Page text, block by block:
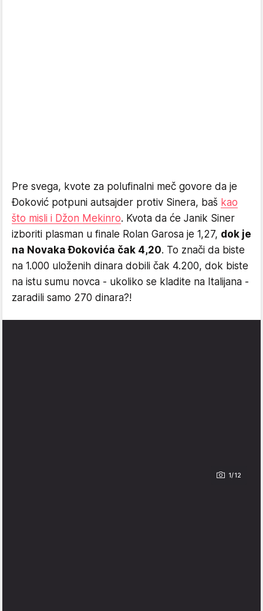
Pre svega, kvote za polufinalni meč govore da je
Đoković potpuni autsajder protiv Sinera, baš kao
što misli i Džon Mekinro. Kvota da će Janik Siner
izboriti plasman u finale Rolan Garosa je 1,27, dok je
na Novaka Đokovića čak 4,20. To znači da biste
na 1.000 uloženih dinara dobili čak 4.200, dok biste
na istu sumu novca - ukoliko se kladite na Italijana -
zaradili samo 270 dinara?!
1/12